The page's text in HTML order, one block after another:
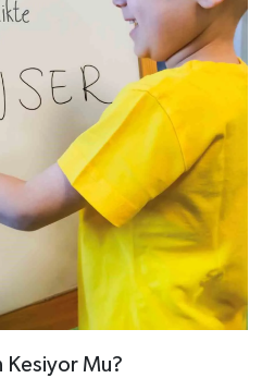
Kesiyor Mu?